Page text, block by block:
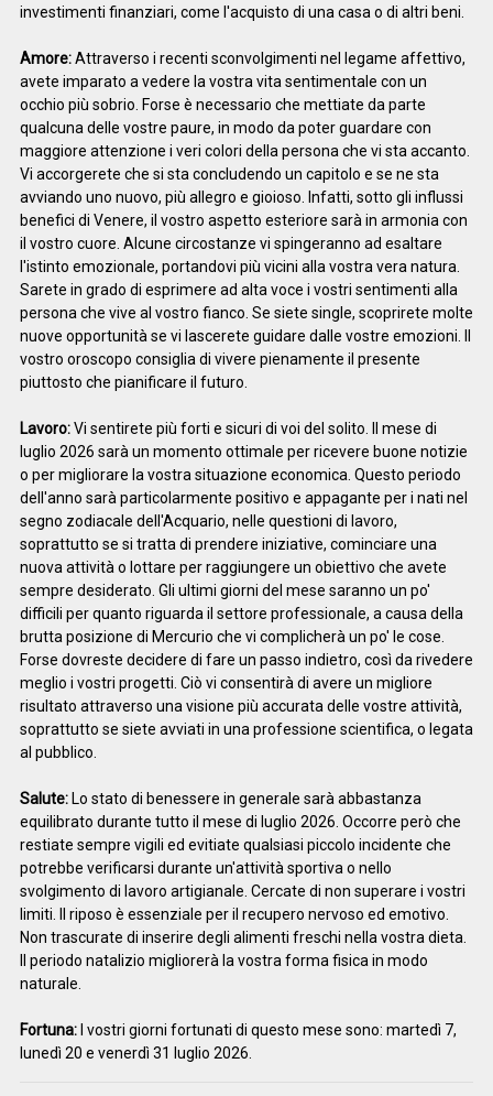
investimenti finanziari, come l'acquisto di una casa o di altri beni.
Amore:Attraverso i recenti sconvolgimenti nel legame affettivo,
avete imparato a vedere la vostra vita sentimentale con un
occhio più sobrio. Forse è necessario che mettiate da parte
qualcuna delle vostre paure, in modo da poter guardare con
maggiore attenzione i veri colori della persona che vi sta accanto.
Vi accorgerete che si sta concludendo un capitolo e se ne sta
avviando uno nuovo, più allegro e gioioso. Infatti, sotto gli influssi
benefici di Venere, il vostro aspetto esteriore sarà in armonia con
il vostro cuore. Alcune circostanze vi spingeranno ad esaltare
l'istinto emozionale, portandovi più vicini alla vostra vera natura.
Sarete in grado di esprimere ad alta voce i vostri sentimenti alla
persona che vive al vostro fianco. Se siete single, scoprirete molte
nuove opportunità se vi lascerete guidare dalle vostre emozioni. Il
vostro oroscopo consiglia di vivere pienamente il presente
piuttosto che pianificare il futuro.
Lavoro:Vi sentirete più forti e sicuri di voi del solito. Il mese di
luglio 2026 sarà un momento ottimale per ricevere buone notizie
o per migliorare la vostra situazione economica. Questo periodo
dell'anno sarà particolarmente positivo e appagante per i nati nel
segno zodiacale dell'Acquario, nelle questioni di lavoro,
soprattutto se si tratta di prendere iniziative, cominciare una
nuova attività o lottare per raggiungere un obiettivo che avete
sempre desiderato. Gli ultimi giorni del mese saranno un po'
difficili per quanto riguarda il settore professionale, a causa della
brutta posizione di Mercurio che vi complicherà un po' le cose.
Forse dovreste decidere di fare un passo indietro, così da rivedere
meglio i vostri progetti. Ciò vi consentirà di avere un migliore
risultato attraverso una visione più accurata delle vostre attività,
soprattutto se siete avviati in una professione scientifica, o legata
al pubblico.
Salute:Lo stato di benessere in generale sarà abbastanza
equilibrato durante tutto il mese di luglio 2026. Occorre però che
restiate sempre vigili ed evitiate qualsiasi piccolo incidente che
potrebbe verificarsi durante un'attività sportiva o nello
svolgimento di lavoro artigianale. Cercate di non superare i vostri
limiti. Il riposo è essenziale per il recupero nervoso ed emotivo.
Non trascurate di inserire degli alimenti freschi nella vostra dieta.
Il periodo natalizio migliorerà la vostra forma fisica in modo
naturale.
Fortuna:I vostri giorni fortunati di questo mese sono: martedì 7,
lunedì 20 e venerdì 31 luglio 2026.